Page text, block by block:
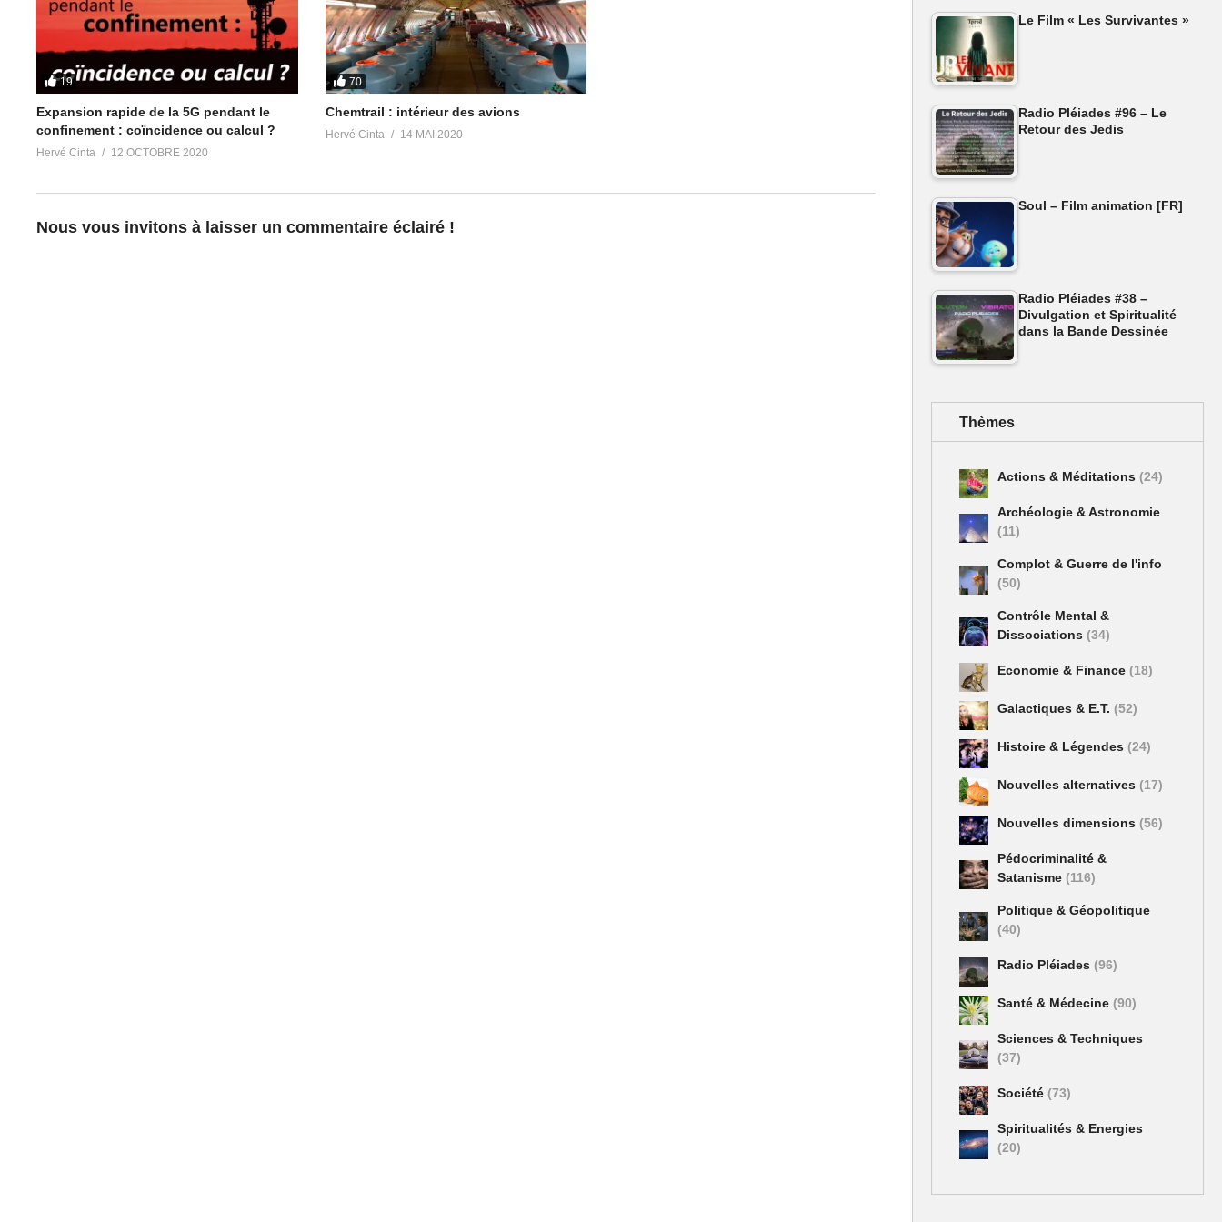
Canal des replays des émissions Radio Pléiades
https://t.me/radiopleiades
Chat Group anglophone Let’s Meditate for Planetary Liberationhttps://t.me/meditationliberation
Canal anglophone Victory Of The Lighthttps://t.me/Victory_Of_The_Light
Partager :
J’aime ça :
19
Expansion rapide de la 5G pendant le
confinement : coïncidence ou calcul ?
Hervé Cinta 12 OCTOBRE 2020
70
Chemtrail : intérieur des avions
Hervé Cinta 14 MAI 2020
Nous vous invitons à laisser un commentaire éclairé !
Le Film « Les Survivantes »
Radio Pléiades #96 – Le
Retour des Jedis
Soul – Film animation [FR]
Radio Pléiades #38 –
Divulgation et Spiritualité
dans la Bande Dessinée
Thèmes
Actions & Méditations (24)
Archéologie & Astronomie
(11)
Complot & Guerre de l'info
(50)
Contrôle Mental &
Dissociations (34)
Economie & Finance (18)
Galactiques & E.T. (52)
Histoire & Légendes (24)
Nouvelles alternatives (17)
Nouvelles dimensions (56)
Pédocriminalité &
Satanisme (116)
Politique & Géopolitique
(40)
Radio Pléiades (96)
Santé & Médecine (90)
Sciences & Techniques
(37)
Société (73)
Spiritualités & Energies
(20)